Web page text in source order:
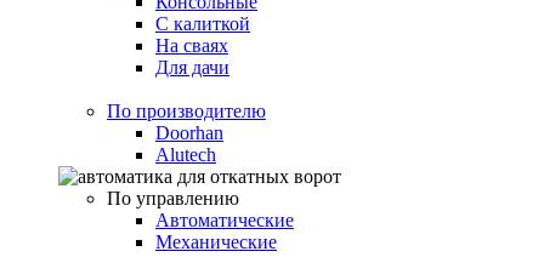
С калиткой
На сваях
Для дачи
По производителю
Doorhan
Alutech
По управлению
Автоматические
Механические